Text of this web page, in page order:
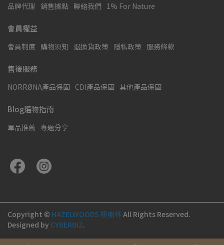
品牌代理 銷售據點 聯絡我們 1% For Nature
會員權益
會員制度 購物須知 退換貨政策 隱私政策 服務條款
售後服務
NORRØNA產品保固 CDI產品保固 其他產品保固
Blog選物指南
單品推薦 專題分享
Copyright © HAZELWOODS 榛樹林 All Rights Reserved.
Designed by CYBERBIZ.